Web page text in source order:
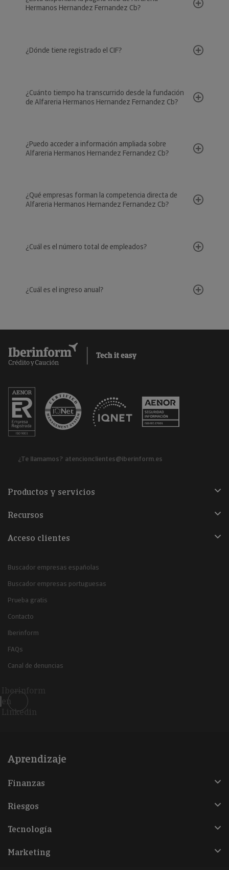
Hermanos Hernandez Fernandez Cb?
¿Dónde tiene registrado el CIF?
¿Cuánto tiempo ha transcurrido desde la fundación
de Alfareria Hermanos Hernandez Fernandez Cb?
¿Puedo acceder a información ampliada sobre
Alfareria Hermanos Hernandez Fernandez Cb?
¿Qué empresas forman la competencia directa de
Alfareria Hermanos Hernandez Fernandez Cb?
¿Cuál es el número total de empleados?
¿Cuál es el ingreso anual?
¿Te llamamos? atencionclientes@iberinform.es
Productos y servicios
Recursos
Acceso clientes
Buscador empresas españolas
Buscador empresas portuguesas
Prueba gratis
Contacto
Iberinform
FAQs
Canal de denuncias
Iberinform
en
Linkedin
Aprendizaje
Finanzas
Riesgos
Tecnología
Marketing